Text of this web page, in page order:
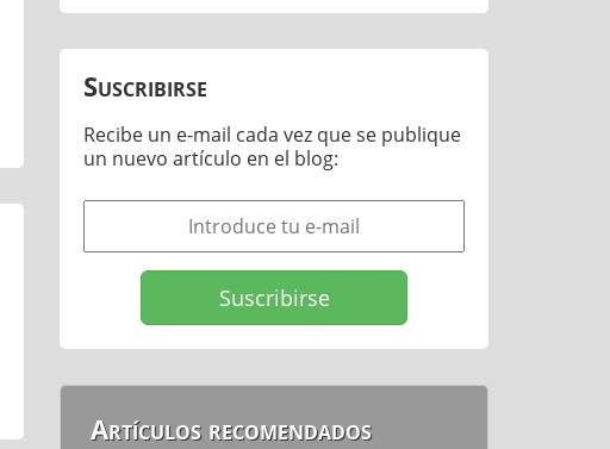
Suscribirse
Recibe un e-mail cada vez que se publique
un nuevo artículo en el blog:
Artículos recomendados